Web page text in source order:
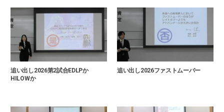
追い出し2026第2試合EDLPか
HILOWか
追い出し2026ファストムーバー